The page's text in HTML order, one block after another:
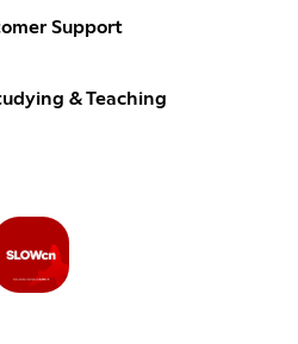
Support
& Teaching